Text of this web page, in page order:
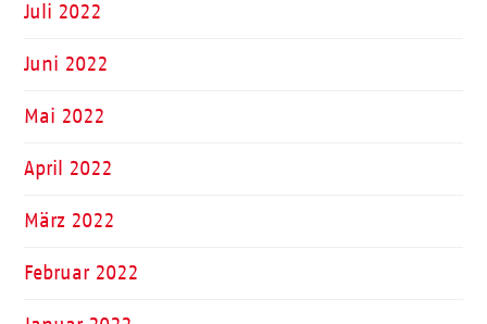
Juli 2022
Juni 2022
Mai 2022
April 2022
März 2022
Februar 2022